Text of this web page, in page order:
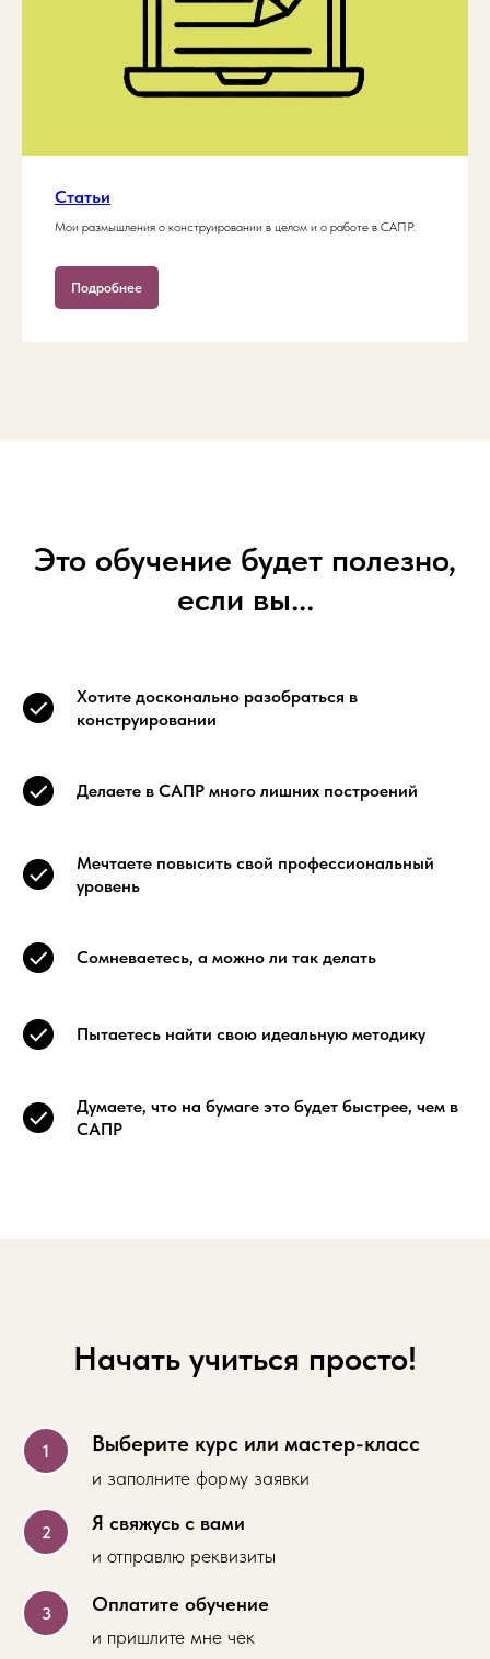
Статьи
Мои размышления о конструировании в целом и о работе в САПР.
Подробнее
Это обучение будет полезно,
если вы...
Хотите досконально разобраться в
конструировании
Делаете в САПР много лишних построений
Мечтаете повысить свой профессиональный
уровень
Сомневаетесь, а можно ли так делать
Пытаетесь найти свою идеальную методику
Думаете, что на бумаге это будет быстрее, чем в
САПР
Начать учиться просто!
Выберите курс или мастер-класс
и заполните форму заявки
Я свяжусь с вами
и отправлю реквизиты
Оплатите обучение
и пришлите мне чек